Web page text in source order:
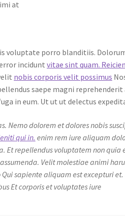
at
voluptate porro blanditiis.
error inciduntvitae sint quam.
nobis corporis velit possimus
saepe magni
in eum. Ut ut ut delectus
Nemo dolorem et dolores nobis
qui in. enim rem iure aliquam
Et repellendus voluptatem non
Velit molestiae animi
sapiente aliquam est excepturi
Et corporis et voluptates iure